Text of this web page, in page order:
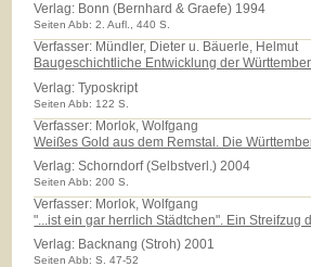
Verlag: Bonn (Bernhard & Graefe) 1994
Seiten Abb: 2. Aufl., 440 S.
Verfasser: Mündler, Dieter u. Bäuerle, Helmut
Baugeschichtliche Entwicklung der
Verlag:Typoskript
Seiten Abb: 122 S.
Verfasser: Morlok, Wolfgang
Weißes Gold aus dem Remstal. Die
Verlag:Schorndorf (Selbstverl.) 2004
Seiten Abb: 200 S.
Verfasser: Morlok, Wolfgang
"...ist ein gar herrlich Städtchen". Ein Streifzug
Verlag: Backnang (Stroh) 2001
Seiten Abb: S. 47-52